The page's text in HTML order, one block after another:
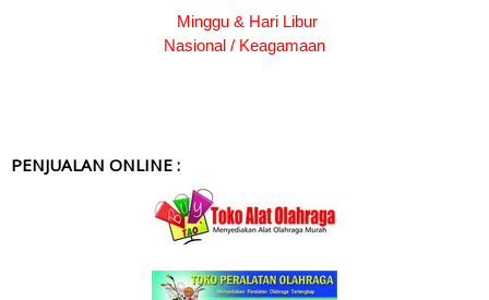
Minggu & Hari Libur
Nasional / Keagamaan
PENJUALAN ONLINE :